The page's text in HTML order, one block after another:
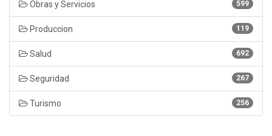
599
Obras y Servicios
119
Produccion
692
Salud
267
Seguridad
256
Turismo